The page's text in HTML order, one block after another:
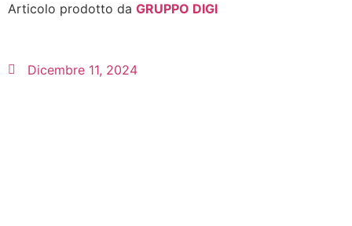
Articolo prodotto da GRUPPO DIGI
Dicembre 11, 2024